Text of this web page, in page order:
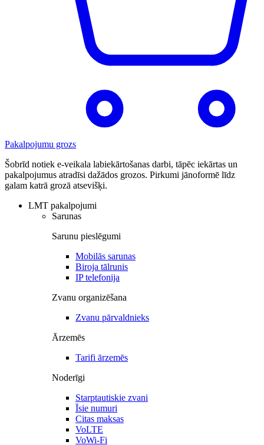
Pakalpojumu grozs
Šobrīd notiek e-veikala labiekārtošanas darbi, tāpēc iekārtas un
pakalpojumus atradīsi dažādos grozos. Pirkumi jānoformē līdz
galam katrā grozā atsevišķi.
LMT pakalpojumi
Sarunas
Sarunu pieslēgumi
Mobilās sarunas
Biroja tālrunis
IP telefonija
Zvanu organizēšana
Zvanu pārvaldnieks
Ārzemēs
Tarifi ārzemēs
Noderīgi
Starptautiskie zvani
Īsie numuri
Citas maksas
VoLTE
VoWi-Fi